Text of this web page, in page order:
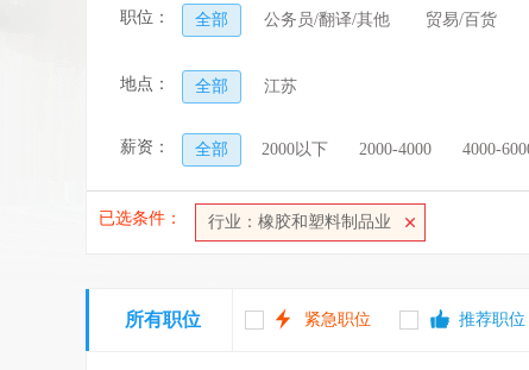
职位： 全部 公务员/翻译/其他 贸易/百货
地点： 全部 江苏
薪资： 全部 2000以下 2000-4000 4000-
已选条件： 行业：橡胶和塑料制品业
所有职位 紧急职位 推荐职位